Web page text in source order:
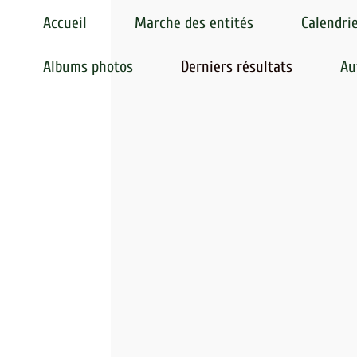
Accueil Marche des entités
Albums photos Derniers résultats